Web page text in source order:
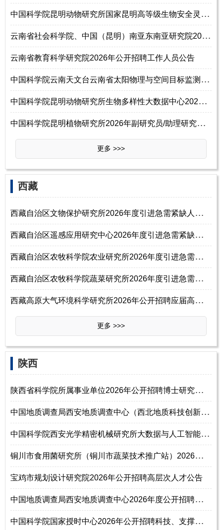
中
国科学院昆明动物研究所国家昆明高等级生物安全灵长类动物实验中心2026年
云
南省社会科学院、中国（昆明）南亚东南亚研究院2026年公开招聘工作人员公
云南省教育科学研究院2026年公开招聘工作人员公告
中
国科学院云南天文台云南省太阳物理与空间目标监测重点实验室2026年公开招
中
国科学院昆明动物研究所生物多样性大数据中心2026年招聘正高级专业技术岗
中
国科学院昆明植物研究所2026年副研究员/助理研究员/博士后招聘启事
更多 >>>
‌西‌藏
西
藏自治区文物保护研究所2026年度引进急需紧缺人才公告
西
藏自治区遥感应用研究中心2026年度引进急需紧缺人才公告
西
藏自治区农牧科学院农业研究所2026年度引进急需紧缺人才公告
西
藏自治区农牧科学院蔬菜研究所2026年度引进急需紧缺人才公告
西
藏高原大气环境科学研究所2026年公开招聘应届高校毕业生公告（第一批）
更多 >>>
‌‌陕西
陕
西省科学院所属事业单位2026年公开招聘博士研究生公告
中
国地质调查局西安地质调查中心（西北地质科技创新中心）2026年度公开招聘
中
国科学院西安光学精密机械研究所大数据与人工智能中心2026年招聘启事
铜
川市食用菌研究所（铜川市蔬菜技术推广站）2026年招聘高层次急需紧缺人才
宝鸡市规划设计研究院2026年公开招聘高层次人才公告
中
国地质调查局西安地质调查中心2026年度公开招聘工作人员公告（第一批）
中
国科学院国家授时中心2026年公开招聘科技、支撑、台站岗位工作人员启事